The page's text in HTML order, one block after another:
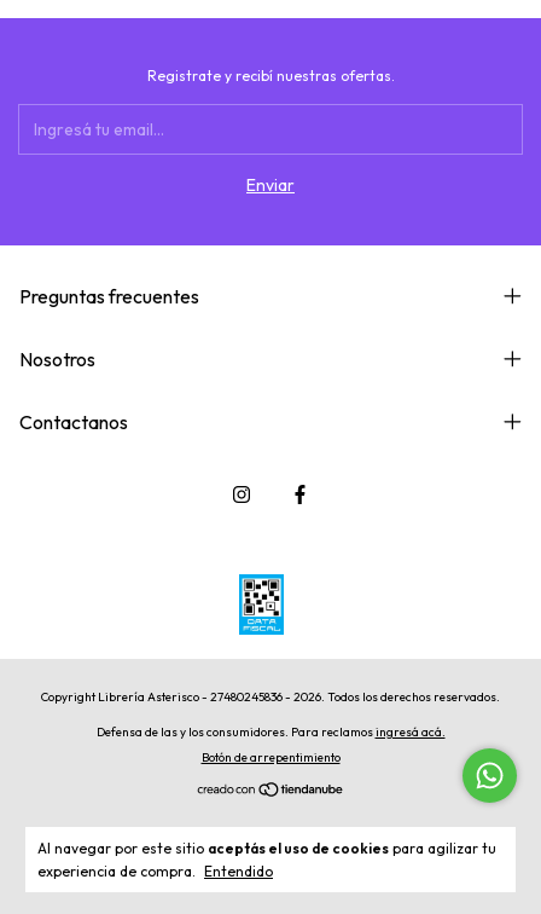
Al navegar por este sitio aceptás el uso de cookies para agilizar tu
experiencia de compra. Entendido
Registrate y recibí nuestras ofertas.
Preguntas frecuentes
Nosotros
Contactanos
Copyright Librería Asterisco - 27480245836 - 2026. Todos los derechos reservados.
Defensa de las y los consumidores. Para reclamosingresá acá.
Botón de arrepentimiento